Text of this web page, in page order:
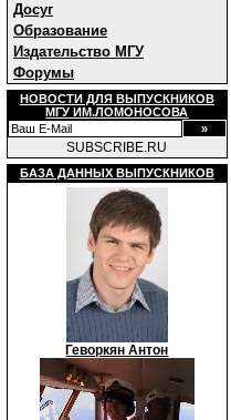
Досуг
Образование
Издательство МГУ
Форумы
НОВОСТИ ДЛЯ ВЫПУСКНИКОВ
МГУ ИМ.ЛОМОНОСОВА
SUBSCRIBE.RU
БАЗА ДАННЫХ ВЫПУСКНИКОВ
Геворкян Антон